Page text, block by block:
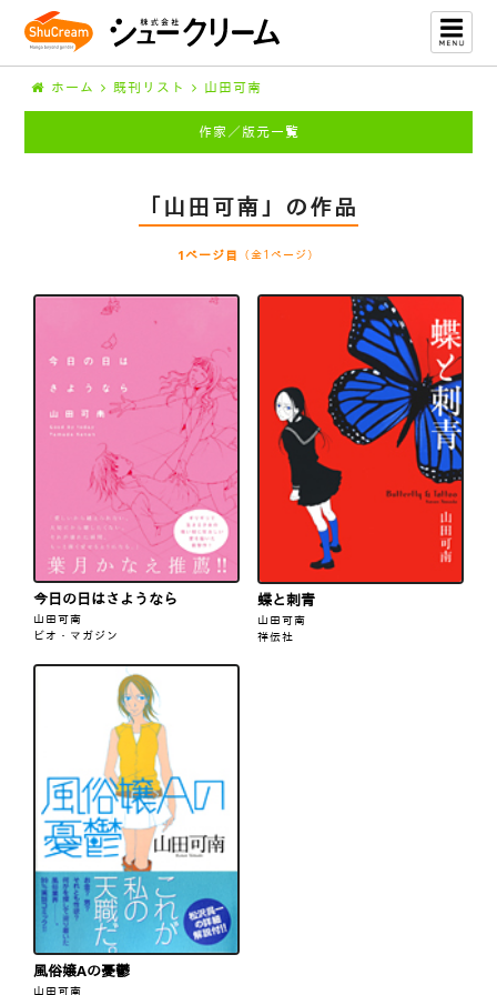
ホーム 既刊リスト 山田可南
作家／版元一覧
「山田可南」の作品
1ページ目 （全1ページ）
今日の日はさようなら
山田可南
ビオ・マガジン
蝶と刺青
山田可南
祥伝社
風俗嬢Aの憂鬱
山田可南